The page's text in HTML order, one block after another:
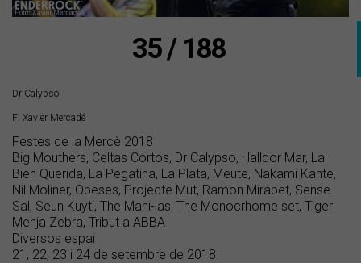
35 / 188
Dr Calypso
F: Xavier Mercadé
Festes de la Mercè 2018
Big Mouthers, Celtas Cortos, Dr Calypso, Halldor Mar, La
Bien Querida, La Pegatina, La Plata, Meute, Nakami Kante,
Nil Moliner, Obeses, Projecte Mut, Ramon Mirabet, Sense
Sal, Seun Kuyti, The Mani-las, The Monocrhome set, Tiger
Menja Zebra, Tribut a ABBA
Diversos espai
21, 22, 23 i 24 de setembre de 2018